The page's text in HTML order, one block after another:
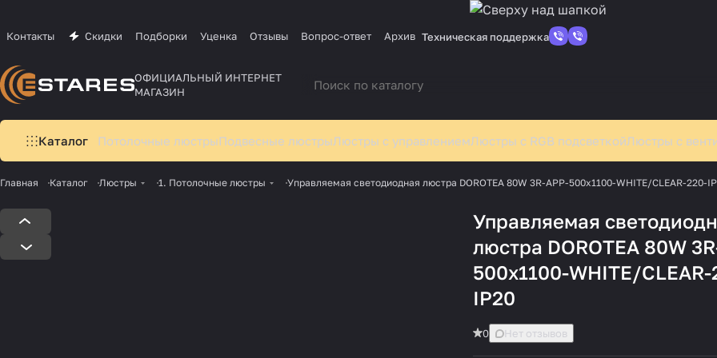
Контакты Скидки Подборки Уценка Отзывы Вопрос-ответ Архив Техническая поддержка
ОФИЦИАЛЬНЫЙ ИНТЕРНЕТ
МАГАЗИН
Каталог Потолочные люстрыПодвесные люстрыЛюстры с управлениемЛюстры с RGB подсветкойЛюстры с
Главная Каталог Люстры 1. Потолочные люстры Управляемая светодиодная люстра DOROTEA 80W 3R-APP-500x1100-WHITE/CLEAR-220-
Управляемая
люстра DOROTEA 80W
500x1100-WHITE/
IP20
0 Нет отзывов